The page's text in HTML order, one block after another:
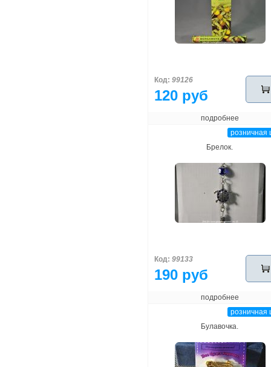
Код: 99126
120 руб
подробнее
розничная
Брелок.
Код: 99133
190 руб
подробнее
розничная
Булавочка.